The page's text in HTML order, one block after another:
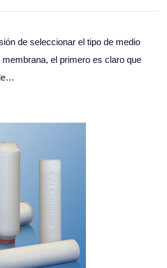
de seleccionar el tipo de medio
el primero es claro que